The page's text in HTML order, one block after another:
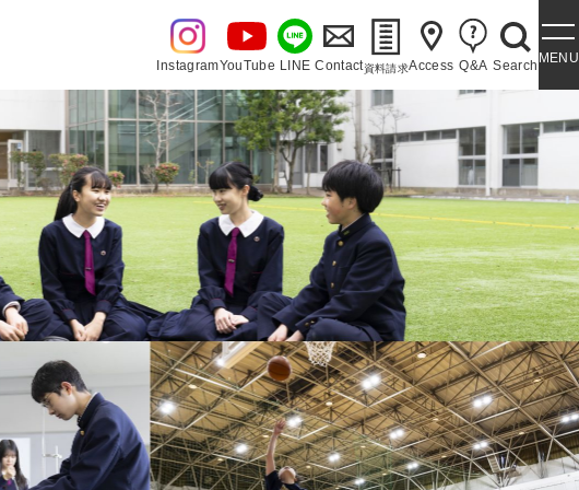
InstagramYouTube LINE Contact資料請求Access Q&A SearchMENU
あゆみ・泉ヶ丘讃歌